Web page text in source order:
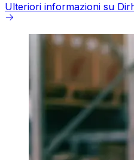
Ulteriori informazioni su